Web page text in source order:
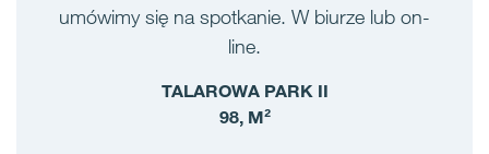
umówimy się na spotkanie. W biurze lub on-
line.
TALAROWA PARK II
98, M²